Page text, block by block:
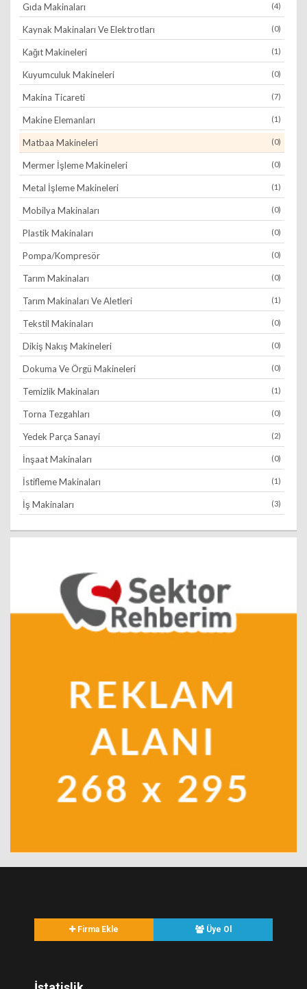
Gıda Makinaları (4)
Kaynak Makinaları Ve Elektrotları (0)
Kağıt Makineleri (1)
Kuyumculuk Makineleri (0)
Makina Ticareti (7)
Makine Elemanları (1)
Matbaa Makineleri (0)
Mermer İşleme Makineleri (0)
Metal İşleme Makineleri (1)
Mobilya Makinaları (0)
Plastik Makinaları (0)
Pompa/Kompresör (0)
Tarım Makinaları (0)
Tarım Makinaları Ve Aletleri (1)
Tekstil Makinaları (0)
Dikiş Nakış Makineleri (0)
Dokuma Ve Örgü Makineleri (0)
Temizlik Makinaları (1)
Torna Tezgahları (0)
Yedek Parça Sanayi (2)
İnşaat Makinaları (0)
İstifleme Makinaları (1)
İş Makinaları (3)
Üye Ol
Firma Ekle